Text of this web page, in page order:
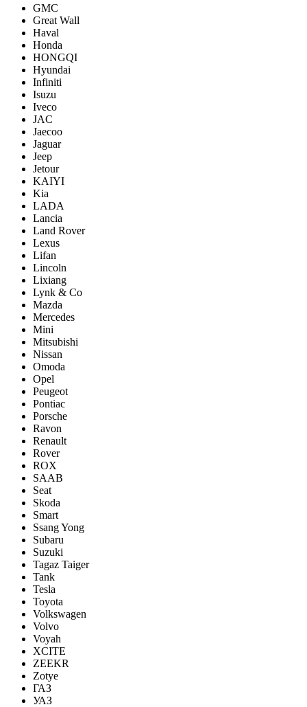
GMC
Great Wall
Haval
Honda
HONGQI
Hyundai
Infiniti
Isuzu
Iveco
JAC
Jaecoo
Jaguar
Jeep
Jetour
KAIYI
Kia
LADA
Lancia
Land Rover
Lexus
Lifan
Lincoln
Lixiang
Lynk & Co
Mazda
Mercedes
Mini
Mitsubishi
Nissan
Omoda
Opel
Peugeot
Pontiac
Porsсhe
Ravon
Renault
Rover
ROX
SAAB
Seat
Skoda
Smart
Ssang Yong
Subaru
Suzuki
Tagaz Taiger
Tank
Tesla
Toyota
Volkswagen
Volvo
Voyah
XCITE
ZEEKR
Zotye
ГАЗ
УАЗ